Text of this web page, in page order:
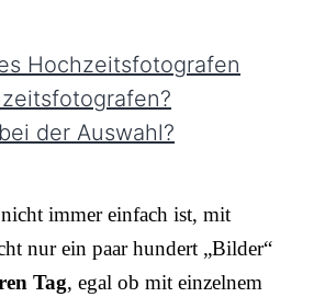
Hochzeitsfotografen
der Auswahl?
nicht immer einfach ist, mit
nur ein paar hundert „Bilder“
Tag, egal ob mit einzelnem